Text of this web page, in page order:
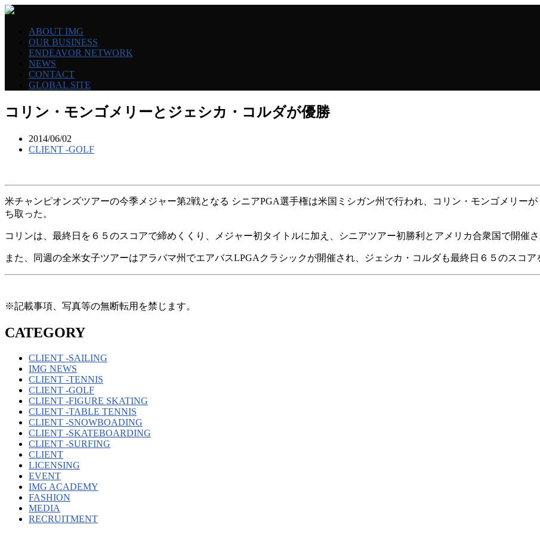
ABOUT IMG
OUR BUSINESS
ENDEAVOR NETWORK
NEWS
CONTACT
GLOBAL SITE
コリン・モンゴメリーとジェシカ・コルダが優勝
2014/06/02
CLIENT -GOLF
米チャンピオンズツアーの今季メジャー第2戦となる シニアPGA選手権は米国ミシガン州で行われ、コリン・モンゴメリー
ち取った。
コリンは、最終日を６５のスコアで締めくくり、メジャー初タイトルに加え、シニアツアー初勝利とアメリカ合衆国で開催
また、同週の全米女子ツアーはアラバマ州でエアバスLPGAクラシックが開催され、ジェシカ・コルダも最終日６５のスコア
※記載事項、写真等の無断転用を禁じます。
CATEGORY
CLIENT -SAILING
IMG NEWS
CLIENT -TENNIS
CLIENT -GOLF
CLIENT -FIGURE SKATING
CLIENT -TABLE TENNIS
CLIENT -SNOWBOADING
CLIENT -SKATEBOARDING
CLIENT -SURFING
CLIENT
LICENSING
EVENT
IMG ACADEMY
FASHION
MEDIA
RECRUITMENT